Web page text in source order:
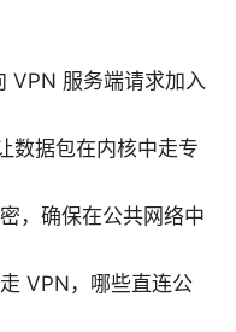
VPN 服务端请求加入
数据包在内核中走专
，确保在公共网络中
VPN，哪些直连公